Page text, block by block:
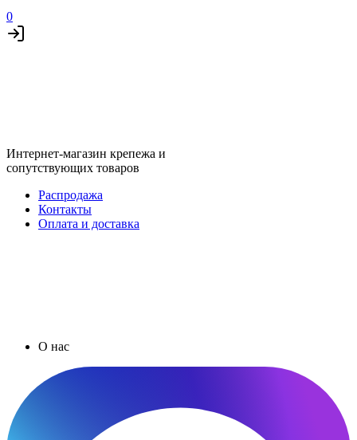
0
Интернет-магазин крепежа и
сопутствующих товаров
Распродажа
Контакты
Оплата и доставка
О нас